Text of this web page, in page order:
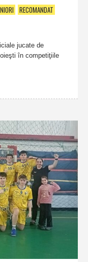
RECOMANDAT
jucate de
în competiţiile